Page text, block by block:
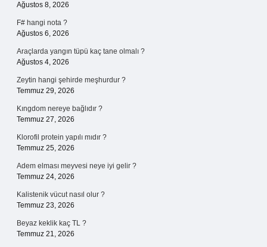
Ağustos 8, 2026
F# hangi nota ?
Ağustos 6, 2026
Araçlarda yangın tüpü kaç tane olmalı ?
Ağustos 4, 2026
Zeytin hangi şehirde meşhurdur ?
Temmuz 29, 2026
Kıngdom nereye bağlıdır ?
Temmuz 27, 2026
Klorofil protein yapılı mıdır ?
Temmuz 25, 2026
Adem elması meyvesi neye iyi gelir ?
Temmuz 24, 2026
Kalistenik vücut nasıl olur ?
Temmuz 23, 2026
Beyaz keklik kaç TL ?
Temmuz 21, 2026